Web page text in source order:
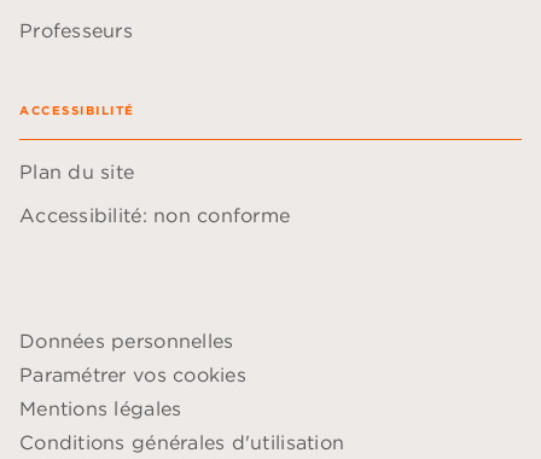
Professeurs
ACCESSIBILITÉ
Plan du site
Accessibilité: non conforme
Données personnelles
Paramétrer vos cookies
Mentions légales
Conditions générales d'utilisation